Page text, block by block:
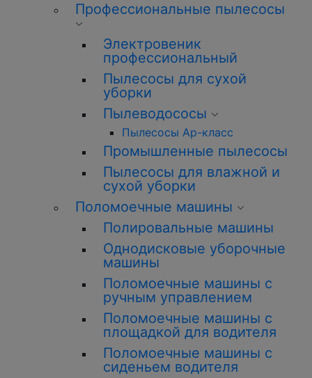
Профессиональные пылесосы
Электровеник
профессиональный
Пылесосы для сухой
уборки
Пылеводососы
Пылесосы Ар-класс
Промышленные пылесосы
Пылесосы для влажной и
сухой уборки
Поломоечные машины
Полировальные машины
Однодисковые уборочные
машины
Поломоечные машины с
ручным управлением
Поломоечные машины с
площадкой для водителя
Поломоечные машины с
сиденьем водителя